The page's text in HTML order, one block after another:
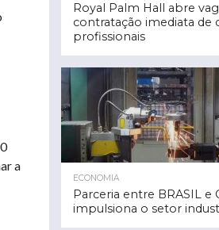
a
Royal Palm Hall abre
contratação imediata de
profissionais
ECONOMIA
Parceria entre BRASIL e
impulsiona o setor